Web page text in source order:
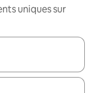
uniques sur
les flèches vers le